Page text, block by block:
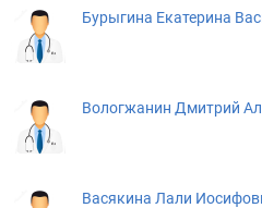
Бурыгина Екатерина
Вoлогжaнин Дмитpий
Васякина Лали